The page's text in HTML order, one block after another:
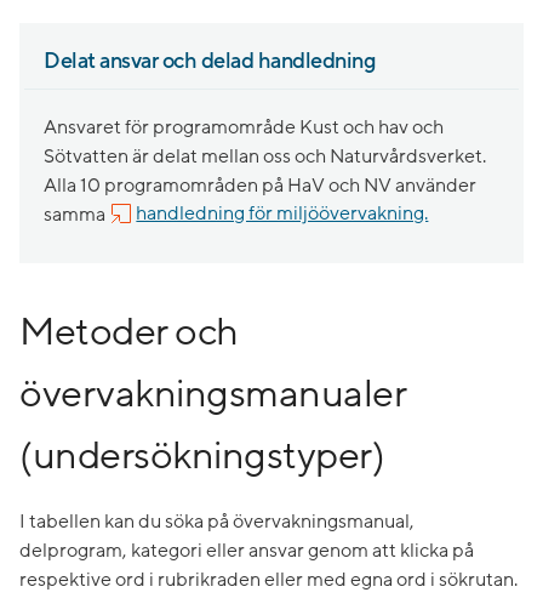
Delat ansvar och delad handledning
Ansvaret för programområde Kust och hav och
Sötvatten är delat mellan oss och Naturvårdsverket.
Alla 10 programområden på HaV och NV använder
samma
handledning för miljöövervakning.
Metoder och
övervakningsmanualer
(undersökningstyper)
I tabellen kan du söka på övervakningsmanual,
delprogram, kategori eller ansvar genom att klicka på
respektive ord i rubrikraden eller med egna ord i sökrutan.